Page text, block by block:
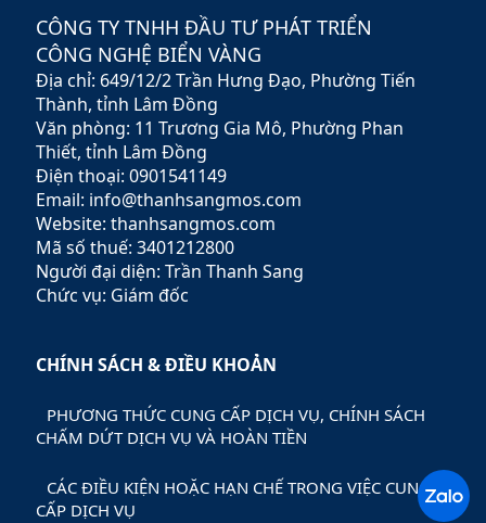
chính vững chắc,
Rubypeace không chỉ cung
cấp các sản phẩm đa dạng
mà còn mang đến các dịch
vụ tư vấn chuyên nghiệp,
giúp khách hàng tối ưu hóa
lợi nhuận và giảm thiểu rủi
ro.
CÔNG TY TNHH ĐẦU TƯ PHÁT TRIỂN
CÔNG NGHỆ BIỂN VÀNG
Địa chỉ: 649/12/2 Trần Hưng Đạo, Phường Tiến
Thành, tỉnh Lâm Đồng
Văn phòng: 11 Trương Gia Mô, Phường Phan
Thiết, tỉnh Lâm Đồng
Điện thoại: 0901541149
Email: info@thanhsangmos.com
Website: thanhsangmos.com
Mã số thuế: 3401212800
Người đại diện: Trần Thanh Sang
Chức vụ: Giám đốc
CHÍNH SÁCH & ĐIỀU KHOẢN
PHƯƠNG THỨC CUNG CẤP DỊCH VỤ, CHÍNH SÁCH
CHẤM DỨT DỊCH VỤ VÀ HOÀN TIỀN
CÁC ĐIỀU KIỆN HOẶC HẠN CHẾ TRONG VIỆC CUNG
CẤP DỊCH VỤ